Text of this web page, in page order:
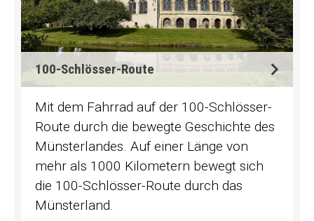
100-Schlösser-Route
Mit dem Fahrrad auf der 100-Schlösser-
Route durch die bewegte Geschichte des
Münsterlandes. Auf einer Länge von
mehr als 1000 Kilometern bewegt sich
die 100-Schlösser-Route durch das
Münsterland.